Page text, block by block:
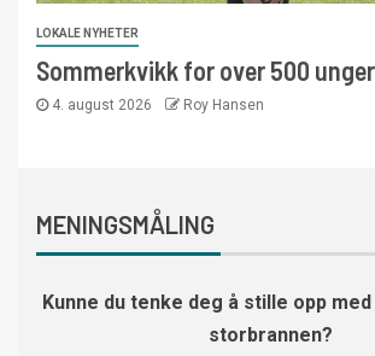
LOKALE NYHETER
Sommerkvikk for over 500
4. august 2026 Roy Hansen
MENINGSMÅLING
Kunne du tenke deg å stille opp
storbrannen?